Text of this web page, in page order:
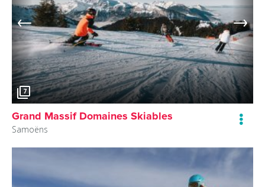
7
Grand Massif Domaines Skiables
Samoëns